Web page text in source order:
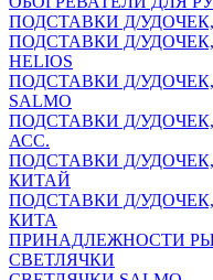
ПОДСТАВКИ Д/
ПОДСТАВКИ Д/
HELIOS
ПОДСТАВКИ Д/
SALMO
ПОДСТАВКИ Д/
АСС.
ПОДСТАВКИ Д/
КИТАЙ
ПОДСТАВКИ Д/
КИТА
ПРИНАДЛЕЖНОСТИ
СВЕТЛЯЧКИ